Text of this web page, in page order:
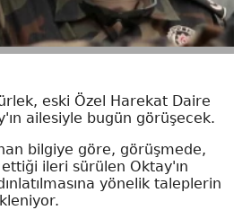
eski Özel Harekat Daire
ailesiyle bugün görüşecek.
bilgiye göre, görüşmede,
ileri sürülen Oktay'ın
yönelik taleplerin